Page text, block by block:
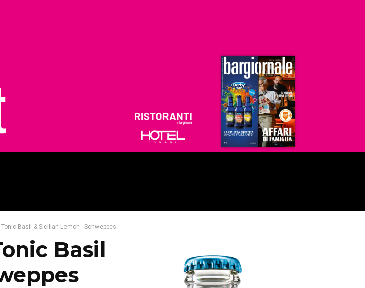
Ristoranti
Hoteldomani
Basil & Sicilian Lemon - Schweppes
Basil